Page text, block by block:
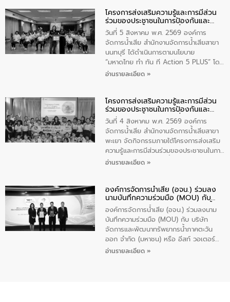
วัดสิงห์ จังหวัดชัยนาท โดยมีนายแสงชัย
สุขชื่น นายกเทศมนตรีตำบลวัดสิงห์ คณะผู้
บริหารเทศบาลตำบลวัดสิงห์ ผู้นำชุมชน และ
ประชาชนในพื้นที่เทศบาลตำบลวัดสิงก์ที่มี
ส่วนได้ส่วนเสียในโครงก่อสร้างศูนย์บริหาร
จัดการคุณภาพน้ำเทศบาลตำบลวัดสิงห์
จังหวัดชัยนาท ให้การต้อนรับ
โครงการส่งเสริมความรู้และการมีส่วน
ร่วมของประชาชนในการป้องกันและ
แก้ไขปัญหาน้ำเสียอย่างยั่งยืน
วันที่ 5 สิงหาคม พ.ศ. 2569 องค์การ
จัดการน้ำเสีย สำนักงานจัดการน้ำเสียสาขา
นนทบุรี ได้ดำเนินการตามนโยบาย
“มหาดไทย ทำ ทัน ที Action 5 PLUS” โดย
จัดโครงการส่งเสริมความรู้และการมีส่วน
“ชุมชนร่วมใจ น้ำใสยั่งยืน” ได้บรรยายให้
ความรู้เกี่ยวกับการจัดการน้ำเสียและการใช้
ถังดักไขมันให้แก่นักเรียนโรงเรียนวัดบ่อ
(นันทวิทยา) เทศบาลนครปากเกร็ด อำเภอ
ปากเกร็ด จังหวัดนนทบุรี จำนวน 30 คน
อ่านรายละเอียด »
โครงการส่งเสริมความรู้และการมีส่วน
ร่วมของประชาชนในการป้องกันและ
แก้ไขปัญหาน้ำเสียอย่างยั่งยืน
วันที่ 4 สิงหาคม พ.ศ. 2569 องค์การ
จัดการน้ำเสีย สำนักงานจัดการน้ำเสียสาขา
พะเยา จัดกิจกรรมภายใต้โครงการส่งเสริม
ความรู้และการมีส่วนร่วมของประชาชนในการ
ป้องกันและแก้ไขปัญหาน้ำเสียอย่างยั่งยืน
ชุมชนและการบำบัดน้ำเสียเบื้องต้น ให้กับ
นักเรียนชั้นประถมศึกษาปีที่ 5 โรงเรียน
เทศบาล 1 (พะเยาประชานุกูล) จำนวน 30
คน
อ่านรายละเอียด »
องค์การจัดการน้ำเสีย (อจน.) ร่วมลง
นามบันทึกความร่วมมือ (MOU) กับ
บริษัท จัดการและพัฒนาทรัพยากรน้ำ
ภาคตะวันออก จำกัด (มหาชน) หรือ อีส
ท์ วอเตอร์
องค์การจัดการน้ำเสีย (อจน.) ร่วมลงนาม
บันทึกความร่วมมือ (MOU) กับ บริษัท
จัดการและพัฒนาทรัพยากรน้ำภาคตะวัน
ออก จำกัด (มหาชน) หรือ อีสท์ วอเตอร์
เมื่อวันอังคารที่ 4 สิงหาคม 2569 ณ ห้อง
อ่านรายละเอียด »